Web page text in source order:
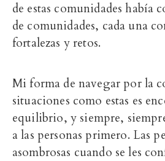
de estas comunidades había
de comunidades, cada una
fortalezas y retos.
Mi forma de navegar por la
situaciones como estas es
equilibrio, y siempre,
a las personas primero. Las
asombrosas cuando se les